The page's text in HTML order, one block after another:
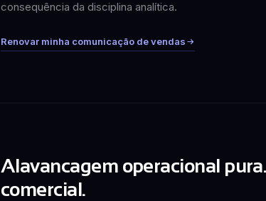
consequência da disciplina analítica.
Renovar minha comunicação de vendas
Alavancagem operacional
comercial.